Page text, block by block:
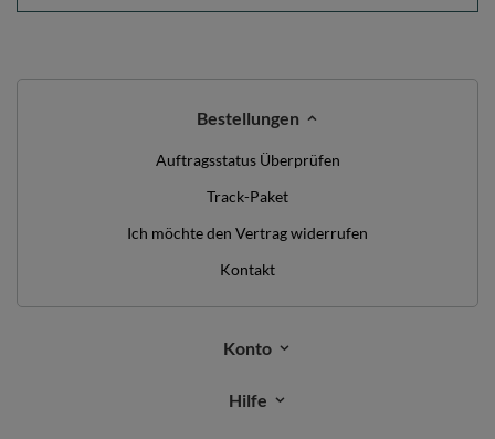
Bestellungen
Auftragsstatus Überprüfen
Track-Paket
Ich möchte den Vertrag widerrufen
Kontakt
Konto
Hilfe